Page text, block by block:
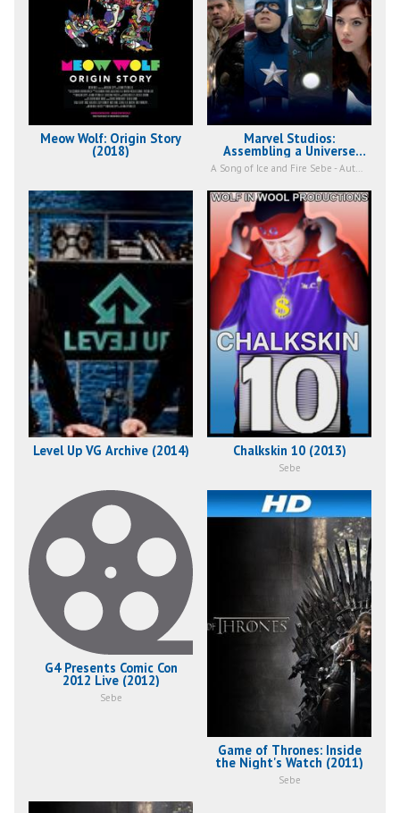
Meow Wolf: Origin Story
(2018)
Marvel Studios:
Assembling a Universe
(2014) A Song of Ice and Fire Sebe - Author
Level Up VG Archive (2014) Chalkskin 10 (2013)
Sebe
G4 Presents Comic Con
2012 Live (2012)
Sebe
Game of Thrones: Inside
the Night's Watch (2011)
Sebe